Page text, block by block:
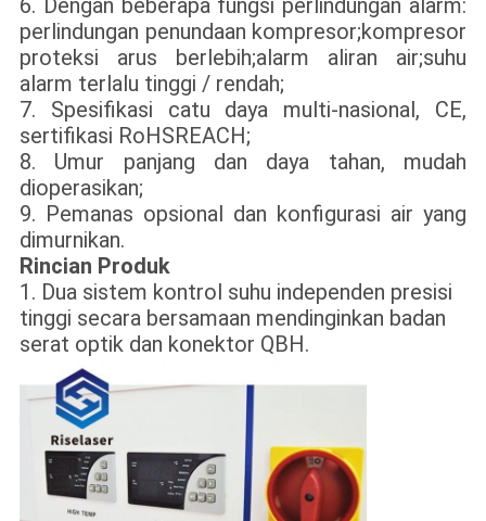
6. Dengan beberapa fungsi perlindungan alarm:
perlindungan penundaan kompresor;kompresor
proteksi arus berlebih;alarm aliran air;suhu
alarm terlalu tinggi / rendah;
7. Spesifikasi catu daya multi-nasional, CE,
sertifikasi RoHSREACH;
8. Umur panjang dan daya tahan, mudah
dioperasikan;
9. Pemanas opsional dan konfigurasi air yang
dimurnikan.
Rincian Produk
1. Dua sistem kontrol suhu independen presisi
tinggi secara bersamaan mendinginkan badan
serat optik dan konektor QBH.